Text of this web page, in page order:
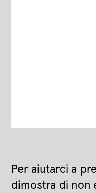
Per aiutarci a
dimostra di non